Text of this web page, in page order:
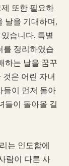
또한 필요하
날을 기대하며,
습니다. 특별
를 정리하였습
하는 날을 꿈꾸
은 어린 자녀
들이 먼저 돌아
들이 돌아올 길
는 인도함에
람이 다른 사